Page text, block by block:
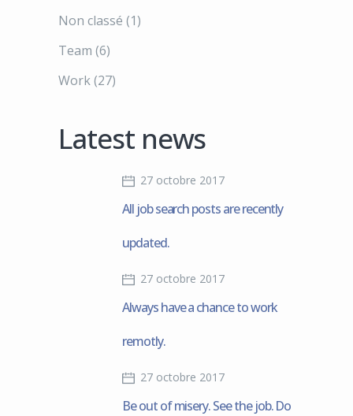
Non classé (1)
Team (6)
Work(27)
Latest news
27 octobre 2017
All job search posts are recently
updated.
27 octobre 2017
Always have a chance to work
remotly.
27 octobre 2017
Be out of misery. See the job. Do